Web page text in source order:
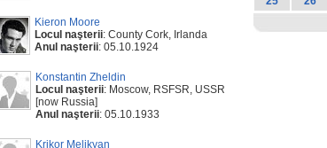
Kieron Moore
Locul naşterii: County Cork, Irlanda
Anul naşterii: 05.10.1924
Konstantin Zheldin
Locul naşterii: Moscow, RSFSR, USSR
[now Russia]
Anul naşterii: 05.10.1933
Krikor Melikyan